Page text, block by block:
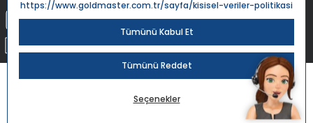
Bize Yazın
Kargom Nerede?
Goldmaster.com.tr © 2024 - Tüm hakları saklıdır.
Kredi kartı bilgileriniz 256bit SSL Sertifikası ile %100 koruma altındadır.
ile
Live Support